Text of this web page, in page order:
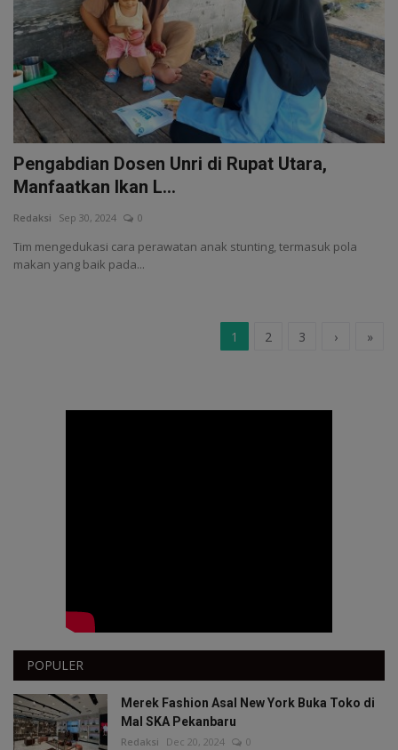
Pengabdian Dosen Unri di Rupat Utara,
Manfaatkan Ikan L...
Redaksi Sep 30, 2024 0
Tim mengedukasi cara perawatan anak stunting, termasuk pola
makan yang baik pada...
1 2 3 › »
POPULER
Merek Fashion Asal New York Buka Toko di
Mal SKA Pekanbaru
Redaksi Dec 20, 2024 0